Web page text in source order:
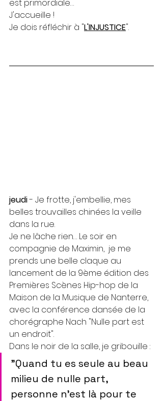
est primordiale…
J'accueille !
Je dois réfléchir à "L'INJUSTICE".
jeudi - Je frotte, j'embellie, mes
belles trouvailles chinées la veille
dans la rue.
Je ne lâche rien… Le soir en
compagnie de Maximin,  je me
prends une belle claque au
lancement de la 9ème édition des
Premières Scènes Hip-hop de la
Maison de la Musique de Nanterre,
avec la conférence dansée de la
chorégraphe Nach "Nulle part est
un endroit".
Dans le noir de la salle, je gribouille :
"Quand tu es seule au beau
milieu de nulle part,
personne n'est là pour te